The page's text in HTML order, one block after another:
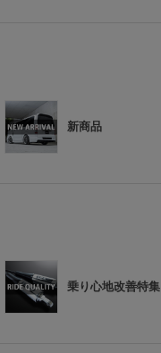
新商品
乗り心地改善特集